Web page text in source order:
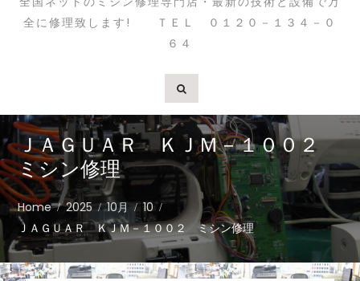
e
n
t
全に修理致します! ＴＥＬ ０１２０－１３４－０
６４
ＪＡＧＵＡＲ ＫＪＭ－１００２
ミシン修理
Home 2025 10月
10
ＪＡＧＵＡＲ ＫＪＭ－１００２ ミシン修理